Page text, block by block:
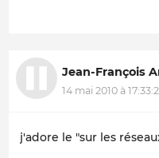
Jean-François
14 mai 2010 à
j'adore le "sur les